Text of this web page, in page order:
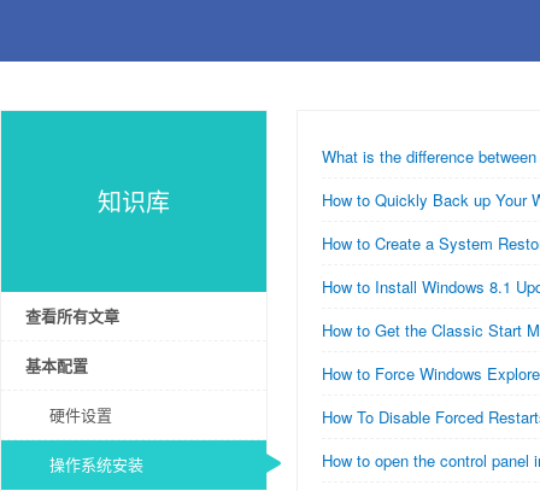
知识库
查看所有文章
基本配置
硬件设置
操作系统安装
What is the difference
How to Quickly Back up Your
How to Create a System
How to Install Windows 8.1
How to Get the Classic Start
How to Force Windows
How To Disable Forced
How to open the control panel